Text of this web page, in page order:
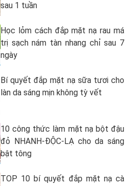
sau 1 tuần
Học lỏm cách đắp mặt nạ rau má
trị sạch nám tàn nhang chỉ sau 7
ngày
Bí quyết đắp mặt nạ sữa tươi cho
làn da sáng mịn không tỳ vết
10 công thức làm mặt nạ bột đậu
đỏ NHANH-ĐỘC-LẠ cho da sáng
bật tông
TOP 10 bí quyết đắp mặt nạ cà